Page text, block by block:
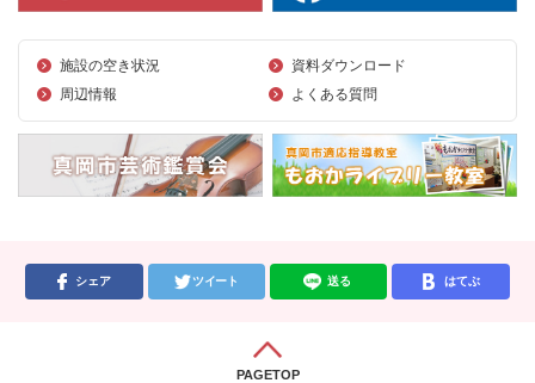
施設の空き状況
資料ダウンロード
周辺情報
よくある質問
シェア ツイート 送る はてぶ
PAGETOP